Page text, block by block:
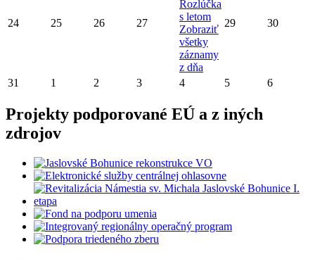
24 25 26 27
Rozlúčka
s letom
Zobraziť
všetky
záznamy
z dňa
29 30
31 1 2 3 4 5 6
Projekty podporované EÚ a z iných
zdrojov